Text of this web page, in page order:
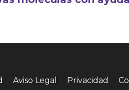
Aviso Legal Privacidad